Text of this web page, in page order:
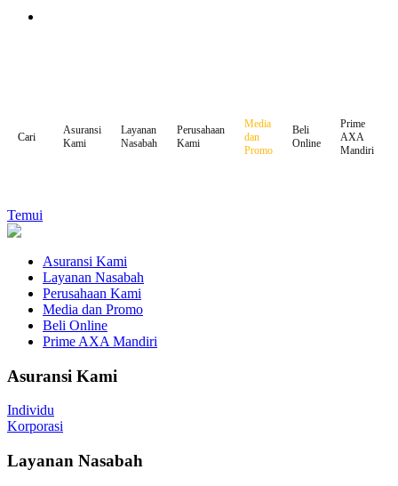
Cari
Asuransi
Kami
Layanan
Nasabah
Perusahaan
Kami
Media
dan
Promo
Beli
Online
Prime
AXA
Mandiri
Temui
Asuransi Kami
Layanan Nasabah
Perusahaan Kami
Media dan Promo
Beli Online
Prime AXA Mandiri
Asuransi Kami
Individu
Korporasi
Layanan Nasabah